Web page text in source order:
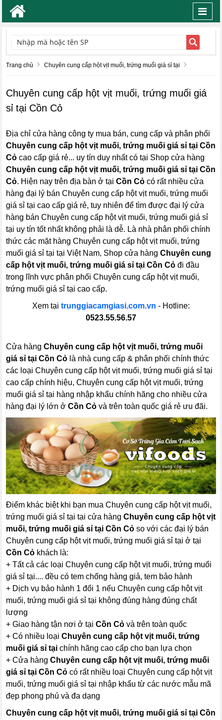
TÌM KIẾM
Trang chủ Chuyên cung cấp hột vịt muối, trứng muối giá sỉ tại
Chuyên cung cấp hột vịt muối, trứng muối giá
sỉ tại Cồn Cỏ
Địa chỉ cửa hàng công ty mua bán, cung cấp và phân phối
Chuyên cung cấp hột vịt muối, trứng muối giá sỉ tại Cồn
Cỏ cao cấp giá rẻ... uy tín duy nhất có tại Shop cửa hàng
Chuyên cung cấp hột vịt muối, trứng muối giá sỉ tại Cồn
Cỏ. Hiện nay trên địa bàn ở tạiCồn Cỏ có rất nhiều cửa
hàng đại lý bán Chuyên cung cấp hột vịt muối, trứng muối
giá sỉ tại cao cấp giá rẻ, tuy nhiên để tìm được đại lý cửa
hàng bán Chuyên cung cấp hột vịt muối, trứng muối giá sỉ
tại uy tín tốt nhất không phải là dễ. Là nhà phân phối chính
thức các mặt hàng Chuyên cung cấp hột vịt muối, trứng
muối giá sỉ tại tại Việt Nam, Shop cửa hàngChuyên cung
cấp hột vịt muối, trứng muối giá sỉ tại Cồn Cỏ đi đầu
trong lĩnh vực phân phối Chuyên cung cấp hột vịt muối,
trứng muối giá sỉ tại cao cấp.
Xem tại trunggiacamgiasi.com.vn - Hotline:
0523.55.56.57
Cửa hàngChuyên cung cấp hột vịt muối, trứng muối
giá sỉ tại Cồn Cỏ là nhà cung cấp & phân phối chính thức
các loại Chuyên cung cấp hột vịt muối, trứng muối giá sỉ tại
cao cấp chính hiệu, Chuyên cung cấp hột vịt muối, trứng
muối giá sỉ tại hàng nhập khẩu chính hãng cho nhiều cửa
hàng đại lý lớn ởCồn Cỏ và trên toàn quốc giá rẻ ưu đãi.
Điểm khác biệt khi bạn mua Chuyên cung cấp hột vịt muối,
trứng muối giá sỉ tại tại cửa hàngChuyên cung cấp hột vịt
muối, trứng muối giá sỉ tại Cồn Cỏ so với các đại lý bán
Chuyên cung cấp hột vịt muối, trứng muối giá sỉ tại ở tại
Cồn Cỏ khách là:
+ Tất cả các loại Chuyên cung cấp hột vịt muối, trứng muối
giá sỉ tại.... đều có tem chống hàng giả, tem bảo hành
+ Dịch vụ bảo hành 1 đổi 1 nếu Chuyên cung cấp hột vịt
muối, trứng muối giá sỉ tại không đúng hàng đúng chất
lượng
+ Giao hàng tận nơi ở tạiCồn Cỏ và trên toàn quốc
+ Có nhiều loạiChuyên cung cấp hột vịt muối, trứng
muối giá sỉ tại chính hãng cao cấp cho bạn lựa chọn
+ Cửa hàngChuyên cung cấp hột vịt muối, trứng muối
giá sỉ tại Cồn Cỏ có rất nhiều loại Chuyên cung cấp hột vịt
muối, trứng muối giá sỉ tại nhập khẩu từ các nước mẫu mã
đẹp phong phú và đa dạng
Chuyên cung cấp hột vịt muối, trứng muối giá sỉ tại Cồn